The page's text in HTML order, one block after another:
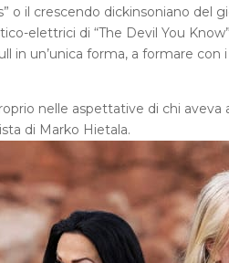
o il crescendo dickinsoniano del
elettrici di “The Devil You
in un’unica forma, a formare
nelle aspettative di chi
di Marko Hietala.